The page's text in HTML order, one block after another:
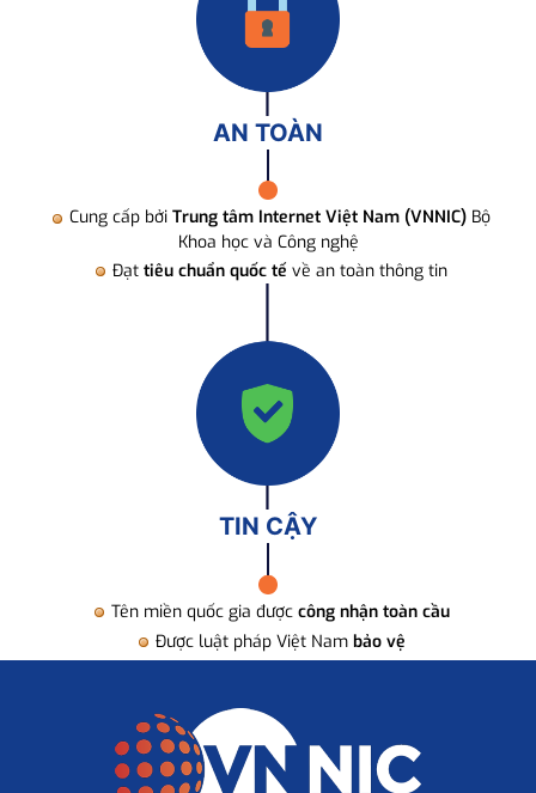
AN TOÀN
Cung cấp bởi Trung tâm Internet Việt Nam (VNNIC) Bộ
Khoa học và Công nghệ
Đạt tiêu chuẩn quốc tế về an toàn thông tin
TIN CẬY
Tên miền quốc gia được công nhận toàn cầu
Được luật pháp Việt Nam bảo vệ